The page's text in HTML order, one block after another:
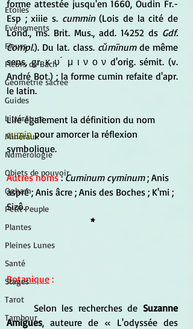
Etoiles
Evénements
Fleurs
Fleurs de Bach
Géométrie sacrée
Guides
Littérature
Minéraux
Numérologie
Objets de pouvoir
Ogham
Petit Peuple
Plantes
Pleines Lunes
Santé
Stages
Tarot
Tambour
forme attestée jusqu'en 1660, Oudin Fr.-
Esp ; xiiie s. cummin (Lois de la cité de
Lond., ms. Brit. Mus., add. 14252 ds Gdf.
Compl.). Du lat. class. cǔmīnum de même
sens, gr. κ υ ́ μ ι ν ο ν d'orig. sémit. (v.
André Bot.) ; la forme cumin refaite d'apr.
le latin.
Lire également la définition du nom
cumin pour amorcer la réflexion
symbolique.
Autres noms : Cuminum cyminum ; Anis
aspré ; Anis âcre ; Anis des Boches ; K'mi ;
Sizô.
*
Botanique :
	Selon les recherches de
Suzanne
Amigues, auteure de « L'odyssée des